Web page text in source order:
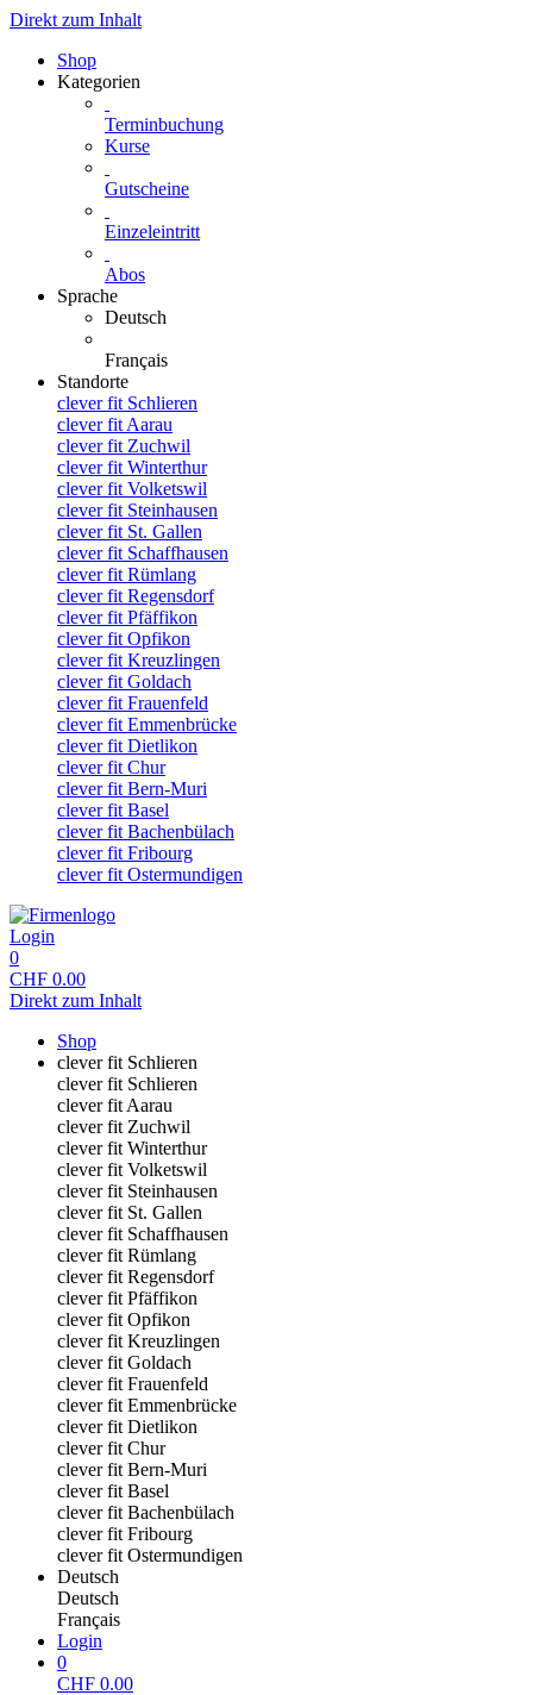
Direkt zum Inhalt
Shop
Kategorien
Terminbuchung
Kurse
Gutscheine
Einzeleintritt
Abos
Sprache
Deutsch
Français
Standorte
clever fit Schlieren
clever fit Aarau
clever fit Zuchwil
clever fit Winterthur
clever fit Volketswil
clever fit Steinhausen
clever fit St. Gallen
clever fit Schaffhausen
clever fit Rümlang
clever fit Regensdorf
clever fit Pfäffikon
clever fit Opfikon
clever fit Kreuzlingen
clever fit Goldach
clever fit Frauenfeld
clever fit Emmenbrücke
clever fit Dietlikon
clever fit Chur
clever fit Bern-Muri
clever fit Basel
clever fit Bachenbülach
clever fit Fribourg
clever fit Ostermundigen
Login
0
CHF 0.00
Direkt zum Inhalt
Shop
clever fit Schlieren
clever fit Schlieren
clever fit Aarau
clever fit Zuchwil
clever fit Winterthur
clever fit Volketswil
clever fit Steinhausen
clever fit St. Gallen
clever fit Schaffhausen
clever fit Rümlang
clever fit Regensdorf
clever fit Pfäffikon
clever fit Opfikon
clever fit Kreuzlingen
clever fit Goldach
clever fit Frauenfeld
clever fit Emmenbrücke
clever fit Dietlikon
clever fit Chur
clever fit Bern-Muri
clever fit Basel
clever fit Bachenbülach
clever fit Fribourg
clever fit Ostermundigen
Deutsch
Deutsch
Français
Login
0
CHF 0.00